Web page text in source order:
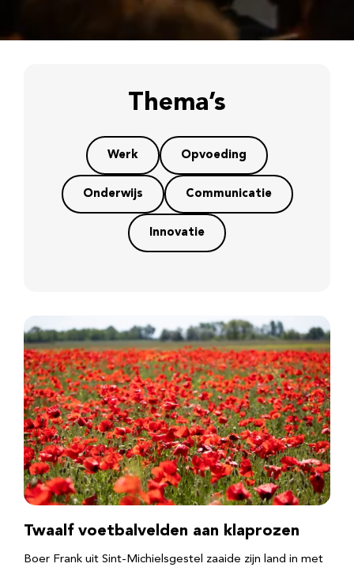
Thema’s
Werk Opvoeding
Onderwijs Communicatie
Innovatie
Twaalf voetbalvelden aan klaprozen
Boer Frank uit Sint-Michielsgestel zaaide zijn land in met